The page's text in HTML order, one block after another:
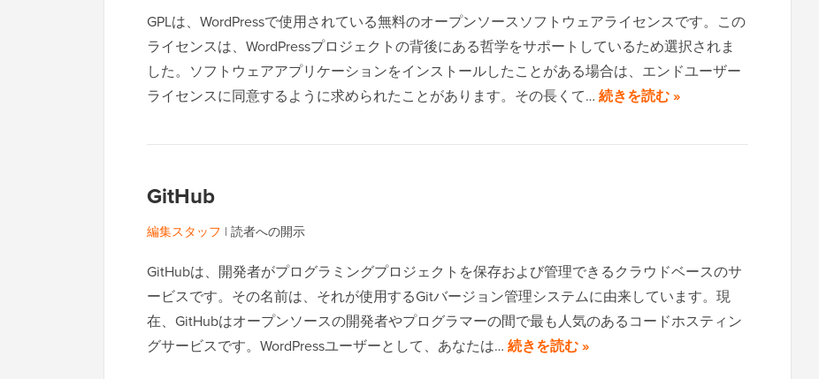
GPLは、WordPressで使用されている無料のオープンソースソフトウェアライセンスです。この
ライセンスは、WordPressプロジェクトの背後にある哲学をサポートしているため選択されま
した。ソフトウェアアプリケーションをインストールしたことがある場合は、エンドユーザー
ライセンスに同意するように求められたことがあります。その長くて… 続きを読む »
GitHub
編集スタッフ | 読者への開示
GitHubは、開発者がプログラミングプロジェクトを保存および管理できるクラウドベースのサ
ービスです。その名前は、それが使用するGitバージョン管理システムに由来しています。現
在、GitHubはオープンソースの開発者やプログラマーの間で最も人気のあるコードホスティン
グサービスです。WordPressユーザーとして、あなたは… 続きを読む »